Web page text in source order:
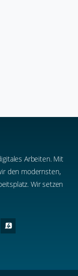
Arbeiten. Mit
den modernsten,
Wir setzen